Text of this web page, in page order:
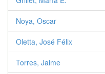
Noya, Oscar
Oletta, José Félix
Torres, Jaime